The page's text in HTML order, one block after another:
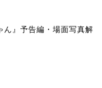
ん』予告編・場面写真解